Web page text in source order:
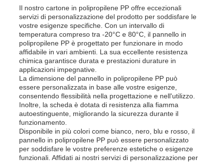
Il nostro cartone in polipropilene PP offre eccezionali
servizi di personalizzazione del prodotto per soddisfare le
vostre esigenze specifiche. Con un intervallo di
temperatura compreso tra -20°C e 80°C, il pannello in
polipropilene PP è progettato per funzionare in modo
affidabile in vari ambienti. La sua eccellente resistenza
chimica garantisce durata e prestazioni durature in
applicazioni impegnative.
La dimensione del pannello in polipropilene PP può
essere personalizzata in base alle vostre esigenze,
consentendo flessibilità nella progettazione e nell'utilizzo.
Inoltre, la scheda è dotata di resistenza alla fiamma
autoestinguente, migliorando la sicurezza durante il
funzionamento.
Disponibile in più colori come bianco, nero, blu e rosso, il
pannello in polipropilene PP può essere personalizzato
per soddisfare le vostre preferenze estetiche o esigenze
funzionali. Affidati ai nostri servizi di personalizzazione per